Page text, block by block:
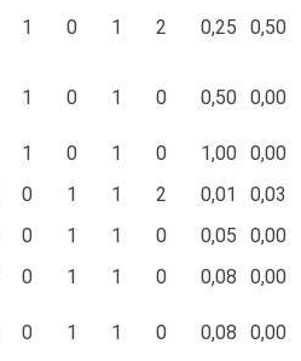
1 0 1 2 0,25 0,50
1 0 1 0 0,50 0,00
1 0 1 0 1,00 0,00
0 1 1 2 0,01
0,03
0 1 1 0 0,05
0,00
0 1 1 0 0,08 0,00
0 1 1 0 0,08 0,00